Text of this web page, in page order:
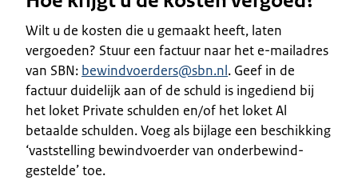
Wilt u de kosten die u gemaakt heeft, laten
vergoeden? Stuur een factuur naar het e-mailadres
van SBN: bewindvoerders@sbn.nl. Geef in de
factuur duidelijk aan of de schuld is ingediend bij
het loket Private schulden en/of het loket Al
betaalde schulden. Voeg als bijlage een beschikking
‘vaststelling bewindvoerder van onderbewind-
gestelde’ toe.